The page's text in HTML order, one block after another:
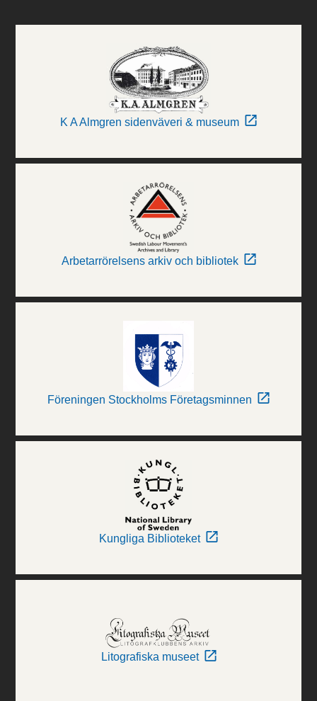
K A Almgren sidenväveri & museum
Arbetarrörelsens arkiv och bibliotek
Föreningen Stockholms Företagsminnen
Kungliga Biblioteket
Litografiska museet